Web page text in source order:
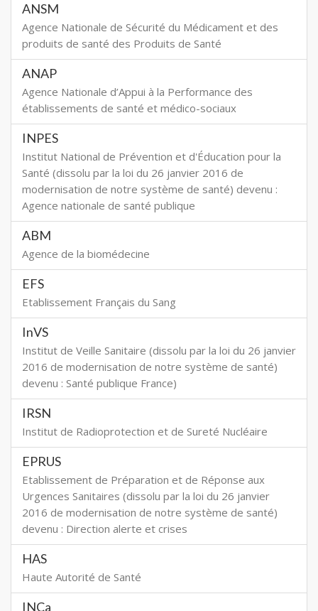
ANSM
Agence Nationale de Sécurité du Médicament et des
produits de santé des Produits de Santé
ANAP
Agence Nationale d’Appui à la Performance des
établissements de santé et médico-sociaux
INPES
Institut National de Prévention et d'Éducation pour la
Santé (dissolu par la loi du 26 janvier 2016 de
modernisation de notre système de santé) devenu :
Agence nationale de santé publique
ABM
Agence de la biomédecine
EFS
Etablissement Français du Sang
InVS
Institut de Veille Sanitaire (dissolu par la loi du 26 janvier
2016 de modernisation de notre système de santé)
devenu : Santé publique France)
IRSN
Institut de Radioprotection et de Sureté Nucléaire
EPRUS
Etablissement de Préparation et de Réponse aux
Urgences Sanitaires (dissolu par la loi du 26 janvier
2016 de modernisation de notre système de santé)
devenu : Direction alerte et crises
HAS
Haute Autorité de Santé
INCa